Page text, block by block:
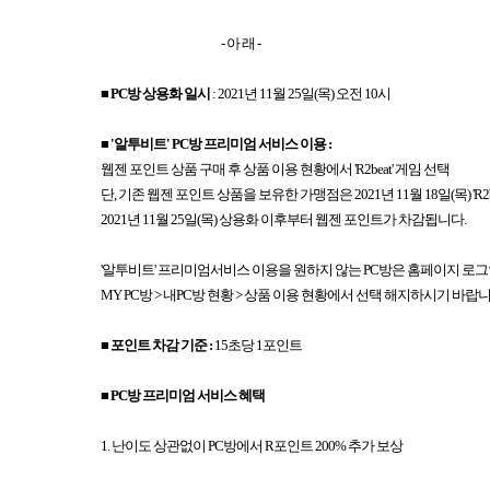
- 아 래 -
■ PC방 상용화 일시 : 2021년 11월 25일(목) 오전 10시
■ '알투비트' PC방 프리미엄 서비스 이용 :
웹젠 포인트 상품 구매 후 상품 이용 현황에서 'R2beat' 게임 선택
단, 기존 웹젠 포인트 상품을 보유한 가맹점은 2021년 11월 18일(목)
2021년 11월 25일(목) 상용화 이후부터 웹젠 포인트가 차감됩니다.
'알투비트' 프리미엄서비스 이용을 원하지 않는 PC방은 홈페이지 로
MY PC방 > 내PC방 현황 > 상품 이용 현황에서 선택 해지하시기 바랍
■ 포인트 차감 기준 : 15초당 1포인트
■ PC방 프리미엄 서비스 혜택
1. 난이도 상관없이 PC방에서 R포인트 200% 추가 보상